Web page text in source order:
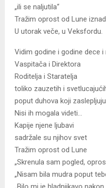
„ili se naljutila“
Tražim oprost od Lune
U utorak veče, u Veksfordu.
Vidim godine i godine dece i
Vaspitača i Direktora
Roditelja i Staratelja
toliko zauzetih i
poput duhova koji
Nisi ih mogala videti…
Kapije njene ljubavi
sadržale su njihov svet
Tražim oprost od Lune
„Skrenula sam pogled,
„Nisam bila mudra poput